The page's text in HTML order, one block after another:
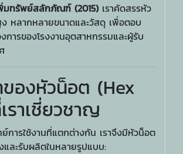
มทรัพย์สลักภัณฑ์ (2015) เราคัดสรรหัว
หลากหลายขนาดและวัสดุ เพื่อตอบ
การของโรงงานอุตสาหกรรมและผู้รับ
ของหัวน็อต (Hex
ราเชี่ยวชาญ
ย์การใช้งานที่แตกต่างกัน เราจึงมีหัวน็อต
ละรับผลิตในหลายรูปแบบ: